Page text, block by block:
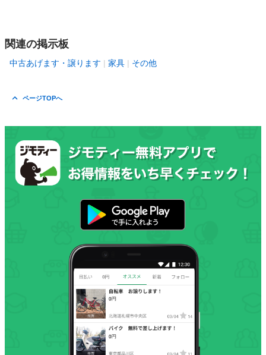
関連の掲示板
中古あげます・譲ります 家具 その他
ページTOPへ